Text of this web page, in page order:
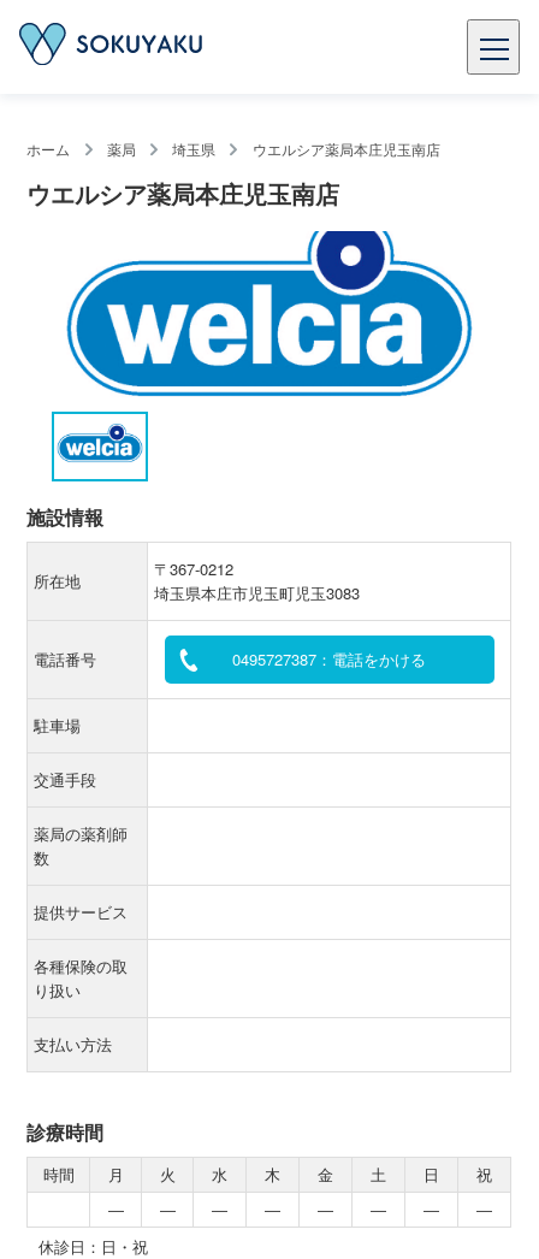
ホーム 薬局 埼玉県 ウエルシア薬局本庄児玉南店
ウエルシア薬局本庄児玉南店
施設情報
所在地
〒367-0212
埼玉県本庄市児玉町児玉3083
電話番号 0495727387：電話をかける
駐車場
交通手段
薬局の薬剤師
数
提供サービス
各種保険の取
り扱い
支払い方法
診療時間
時間 月 火 水 木 金 土 日
祝
―
― ― ― ― ― ―
―
休診日：日・祝